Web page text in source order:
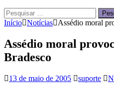
Pesquisar
por:
Início Notícias Assédio moral
Assédio moral
Bradesco
13 de maio de 2005 suporte